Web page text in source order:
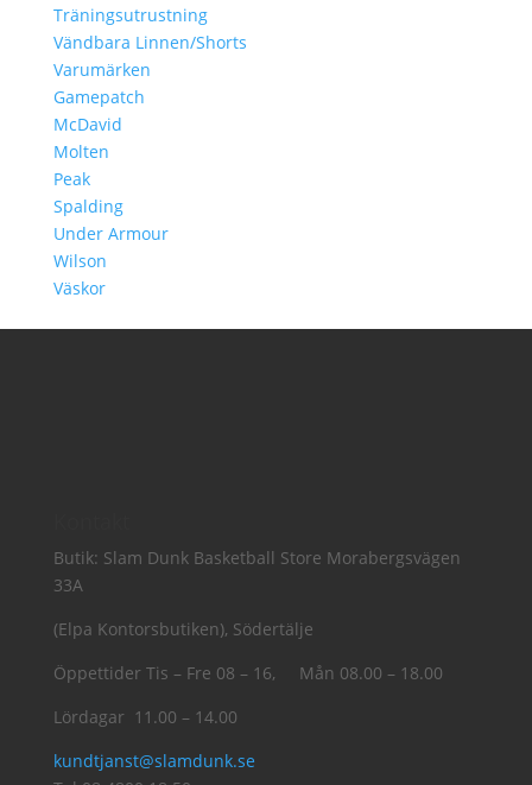
Träningsutrustning
Vändbara Linnen/Shorts
Varumärken
Gamepatch
McDavid
Molten
Peak
Spalding
Under Armour
Wilson
Väskor
Butik: Slam Dunk Basketball Store Morabergsvägen
33A
(Elpa Kontorsbutiken), Södertälje
Öppettider Tis – Fre 08 – 16, Mån 08.00 – 18.00
Lördagar 11.00 – 14.00
kundtjanst@slamdunk.se